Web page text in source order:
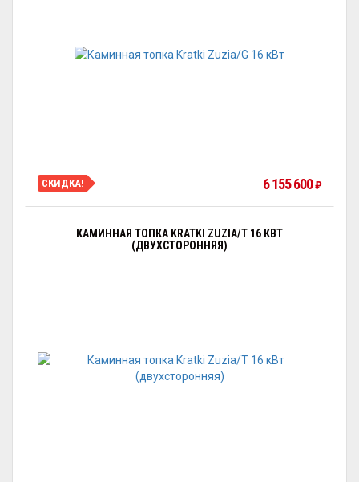
СКИДКА! 6 155 600₽
КАМИННАЯ ТОПКА KRATKI ZUZIA/T 16 КВТ
(ДВУХСТОРОННЯЯ)